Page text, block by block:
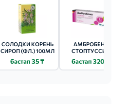
СОЛОДКИ КОРЕНЬ
СИРОП (ФЛ.) 100МЛ
бастап 35 ₸
АМБРОБЕНЕ
СТОПТУССИН
бастап 320 ₸